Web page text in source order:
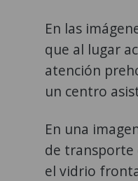
En las
que al lugar
atención
un centro
En una
de transporte
el vidrio